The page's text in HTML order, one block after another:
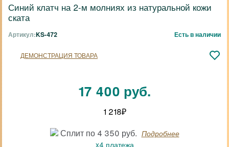
Синий клатч на 2-м молниях из натуральной кожи
ската
Артикул:KS-472 Есть в наличии
ДЕМОНСТРАЦИЯ ТОВАРА
17 400 руб.
1 218₽
Сплит по 4 350 руб. Подробнее
x4 платежа